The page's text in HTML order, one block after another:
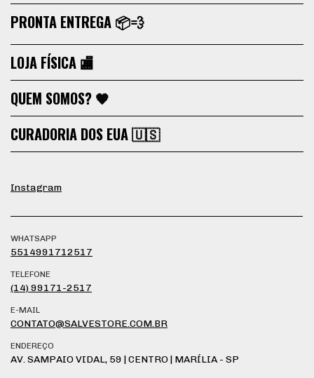
PRONTA ENTREGA 📦💨
LOJA FÍSICA 🏬
QUEM SOMOS? 🧡
CURADORIA DOS EUA 🇺🇸
Instagram
WHATSAPP
5514991712517
TELEFONE
(14) 99171-2517
E-MAIL
CONTATO@SALVESTORE.COM.BR
ENDEREÇO
AV. SAMPAIO VIDAL, 59 | CENTRO | MARÍLIA - SP